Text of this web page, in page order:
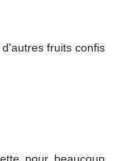
fruits confis
pour beaucoup